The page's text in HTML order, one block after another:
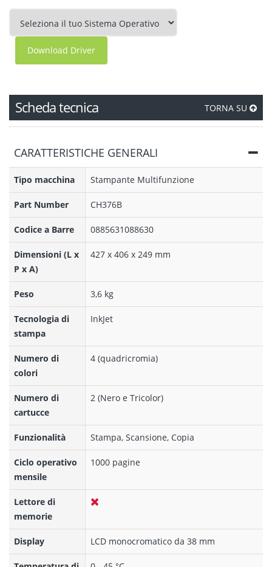
Download Driver
Scheda tecnica TORNA SU
CARATTERISTICHE GENERALI
Tipo macchina Stampante Multifunzione
Part Number CH376B
Codice a Barre 0885631088630
Dimensioni (L x
P x A)
427 x 406 x 249 mm
Peso 3,6 kg
Tecnologia di
stampa
InkJet
Numero di
colori
4 (quadricromia)
Numero di
cartucce
2 (Nero e Tricolor)
Funzionalità Stampa, Scansione, Copia
Ciclo operativo
mensile
1000 pagine
Lettore di
memorie
Display LCD monocromatico da 38 mm